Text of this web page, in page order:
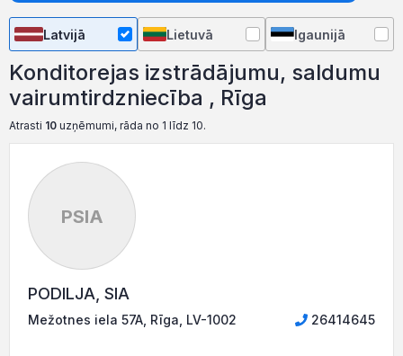
Latvijā Lietuvā Igaunijā
Konditorejas izstrādājumu, saldumu
vairumtirdzniecība , Rīga
Atrasti 10 uzņēmumi, rāda no 1 līdz 10.
PSIA
PODILJA, SIA
Mežotnes iela 57A, Rīga, LV-1002 26414645